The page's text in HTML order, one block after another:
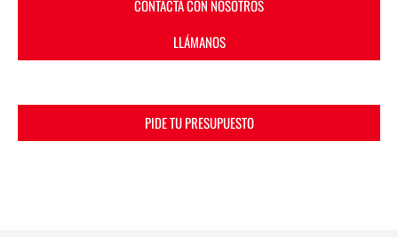
CONTACTA CON NOSOTROS
LLÁMANOS
PIDE TU PRESUPUESTO